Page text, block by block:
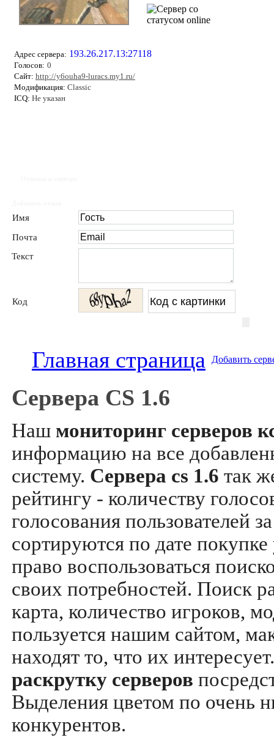
Адрес сервера: 193.26.217.13:27118
Голосов: 0
Сайт: http://y6ouha9-luracs.my1.ru/
Модификация: Classic
ICQ: Не указан
Имя
Почта
Текст
Код
Главная страница Добавить
Сервера CS 1.6
Наш мониторинг серверов
информацию на все
систему. Сервера cs 1.6 так
рейтингу - количеству
голосования пользователей
сортируются по дате
право воспользоваться
своих потребностей. Поиск
карта, количество игроков,
пользуется нашим сайтом,
находят то, что их
раскрутку серверов
Выделения цветом по очень
конкурентов.